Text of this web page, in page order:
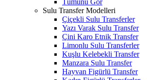
Tümünü Gör
Sulu Transfer Modelleri
Çiçekli Sulu Transferler
Yazı Varak Sulu Transfer
Çini Karo Etnik Transfer
Limonlu Sulu Transferler
Kuşlu Kelebekli Transfer
Manzara Sulu Transfer
Hayvan Figürlü Transfer